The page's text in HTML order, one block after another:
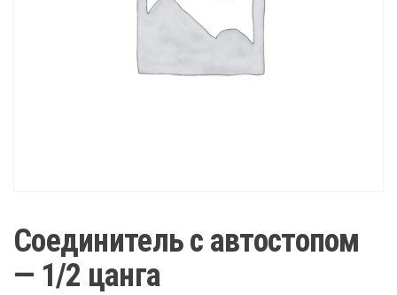
Соединитель с автостопом
— 1/2 цанга